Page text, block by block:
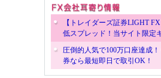
【トレイダーズ証券LIGHT
低スプレッド！当サイト限定
圧倒的人気で100万口座達成
券なら最短即日で取引OK！